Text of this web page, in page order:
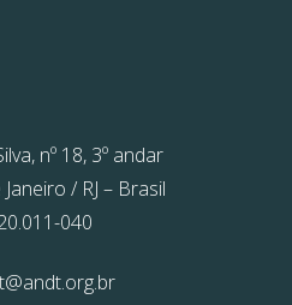
nº 18, 3º andar
/ RJ – Brasil
040